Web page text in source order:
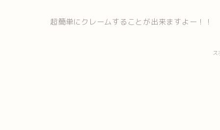
超簡単にクレームすることが出来ますよー！！
ス